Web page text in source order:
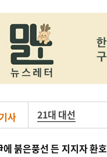
사 21대 대선
에 붉은풍선 든 지지자 환